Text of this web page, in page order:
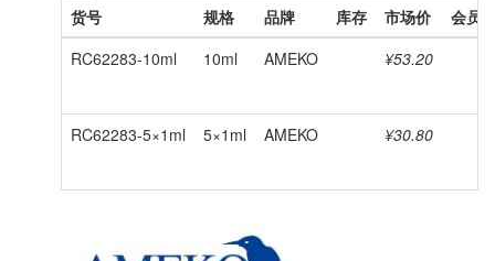
货号 规格 品牌 库存 市场价
会员
RC62283-10ml
10ml AMEKO ¥53.20
RC62283-5×1ml 5×1ml AMEKO ¥30.80